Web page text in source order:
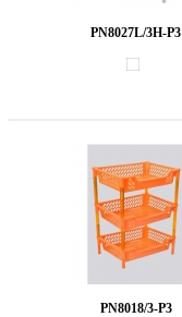
PN8027L/3H-P3
PN8018/3-P3